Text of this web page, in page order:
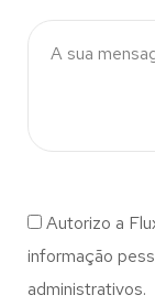
Autorizo a
informação
administrativos.